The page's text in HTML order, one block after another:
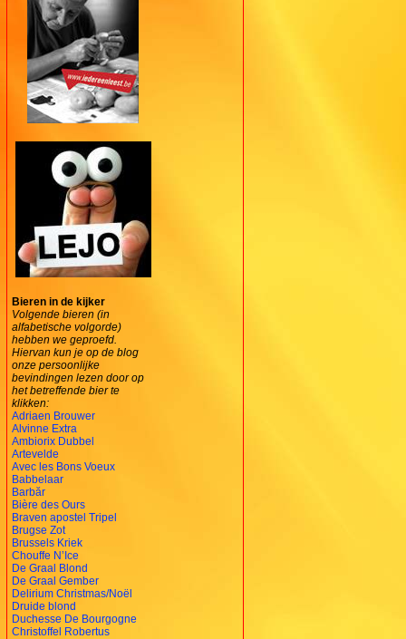
Bieren in de kijker
Volgende bieren (in
alfabetische volgorde)
hebben we geproefd.
Hiervan kun je op de blog
onze persoonlijke
bevindingen lezen door op
het betreffende bier te
klikken:
Adriaen Brouwer
Alvinne Extra
Ambiorix Dubbel
Artevelde
Avec les Bons Voeux
Babbelaar
Barbăr
Bière des Ours
Braven apostel Tripel
Brugse Zot
Brussels Kriek
Chouffe N’Ice
De Graal Blond
De Graal Gember
Delirium Christmas/Noël
Druide blond
Duchesse De Bourgogne
Christoffel Robertus